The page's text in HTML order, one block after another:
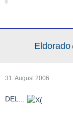
Eldorado
31. August 2006
DEL...